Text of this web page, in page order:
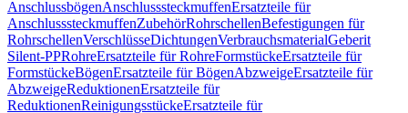
AnschlussbögenAnschlusssteckmuffenErsatzteile für
AnschlusssteckmuffenZubehörRohrschellenBefestigungen für
RohrschellenVerschlüsseDichtungenVerbrauchsmaterialGeberit
Silent-PPRohreErsatzteile für RohreFormstückeErsatzteile für
FormstückeBögenErsatzteile für BögenAbzweigeErsatzteile für
AbzweigeReduktionenErsatzteile für
ReduktionenReinigungsstückeErsatzteile für